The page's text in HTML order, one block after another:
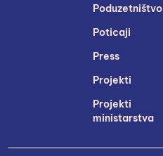
Poduzetništvo
Poticaji
Press
Projekti
Projekti
ministarstva